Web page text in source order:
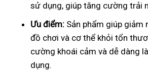
sử dụng, giúp tăng cường trải
Ưu điểm: Sản phẩm giúp giảm
đồ chơi và cơ thể khỏi tổn
cường khoái cảm và dễ dàng
dụng.